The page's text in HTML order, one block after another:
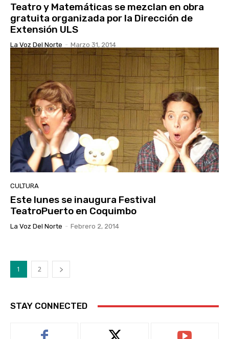
Teatro y Matemáticas se mezclan en obra
gratuita organizada por la Dirección de
Extensión ULS
La Voz Del Norte - Marzo 31, 2014
CULTURA
Este lunes se inaugura Festival
TeatroPuerto en Coquimbo
La Voz Del Norte - Febrero 2, 2014
1 2
STAY CONNECTED